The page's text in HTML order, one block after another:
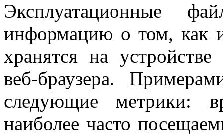
Эксплуатационные
информацию о том, как
хранятся на
веб-браузера.
следующие метрики:
наиболее часто